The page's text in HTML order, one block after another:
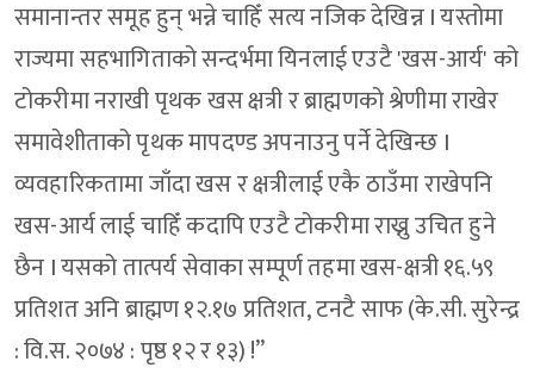
समानान्तर समूह हुन् भन्ने चाहिँ सत्य नजिक देखिन्न I यस्तोमा
राज्यमा सहभागिताको सन्दर्भमा यिनलाई एउटै 'खस-आर्य' को
टोकरीमा नराखी पृथक खस क्षत्री र ब्राह्मणको श्रेणीमा राखेर
समावेशीताको पृथक मापदण्ड अपनाउनु पर्ने देखिन्छ I
व्यवहारिकतामा जाँदा खस र क्षत्रीलाई एकै ठाउँमा राखेपनि
खस-आर्य लाई चाहिँ कदापि एउटै टोकरीमा राख्नु उचित हुने
छैन I यसको तात्पर्य सेवाका सम्पूर्ण तहमा खस-क्षत्री १६.५९
प्रतिशत अनि ब्राह्मण १२.१७ प्रतिशत, टनटै साफ (के.सी. सुरेन्द्र
: वि.स. २०७४ : पृष्ठ १२ र १३) !”